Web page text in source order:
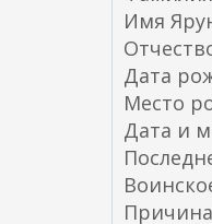
Имя
Дата
Место
Дата и